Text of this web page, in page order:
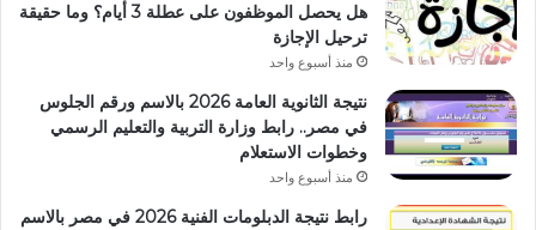
هل يحصل الموظفون على عطلة 3 أيام؟ وما حقيقة
ترحيل الإجازة
منذ أسبوع واحد
نتيجة الثانوية العامة 2026 بالاسم ورقم الجلوس
في مصر.. رابط وزارة التربية والتعليم الرسمي
وخطوات الاستعلام
منذ أسبوع واحد
رابط نتيجة الدبلومات الفنية 2026 في مصر بالاسم